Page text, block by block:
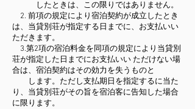
したときは、この限りではありません。
2. 前項の規定により宿泊契約が成立したとき
は、当貸別荘が指定する日までに、お支払いい
ただきます。
3.第2項の宿泊料金を同項の規定により当貸別
荘が指定した日までにお支払いい ただけない場
合は、宿泊契約はその効力を失うものと
します。ただし支払期日を指定するに当た
り、当貸別荘がその旨を宿泊客に告知した場合
に限ります。